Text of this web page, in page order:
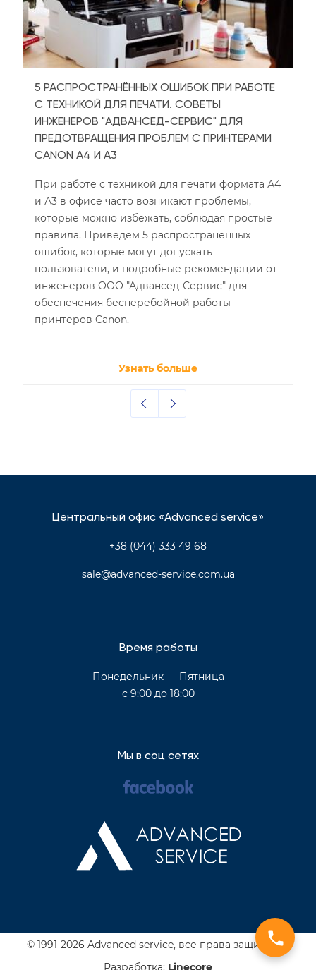
5 РАСПРОСТРАНЁННЫХ ОШИБОК ПРИ РАБОТЕ
С ТЕХНИКОЙ ДЛЯ ПЕЧАТИ. СОВЕТЫ
ИНЖЕНЕРОВ "АДВАНСЕД-СЕРВИС" ДЛЯ
ПРЕДОТВРАЩЕНИЯ ПРОБЛЕМ С ПРИНТЕРАМИ
CANON А4 И А3
При работе с техникой для печати формата А4
и А3 в офисе часто возникают проблемы,
которые можно избежать, соблюдая простые
правила. Приведем 5 распространённых
ошибок, которые могут допускать
пользователи, и подробные рекомендации от
инженеров ООО "Адвансед-Сервис" для
обеспечения бесперебойной работы
принтеров Canon.
Узнать больше
Центральный офис «Advanced service»
+38 (044) 333 49 68
sale@advanced-service.com.ua
Время работы
Понедельник — Пятница
с 9:00 до 18:00
Мы в соц сетях
© 1991-2026 Advanced service, все права защищены
Разработка: Linecore